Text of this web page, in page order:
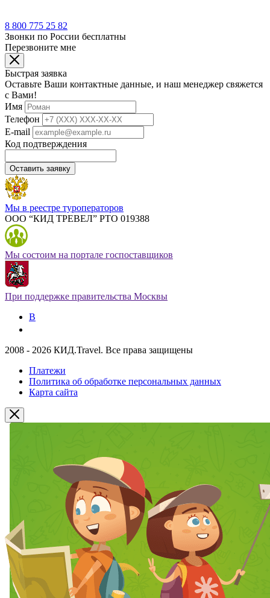
8 800 775 25 82
Звонки по России бесплатны
Перезвоните мне
Быстрая заявка
Оставьте Ваши контактные данные, и наш менеджер свяжется
с Вами!
Имя
Телефон
E-mail
Код подтверждения
Оставить заявку
Мы в реестре туроператоров
ООО “КИД ТРЕВЕЛ” РТО 019388
Мы состоим на портале госпоставщиков
При поддержке правительства Москвы
В
2008 - 2026 КИД.Travel. Все права защищены
Платежи
Политика об обработке персональных данных
Карта сайта